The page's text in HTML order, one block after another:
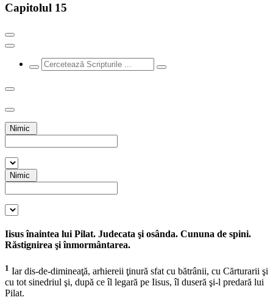
Capitolul 15
Nimic
Nimic
Iisus înaintea lui Pilat. Judecata şi osânda. Cununa de spini.
Răstignirea şi înmormântarea.
1 Iar dis-de-dimineaţă, arhiereii ţinură sfat cu bătrânii, cu Cărturarii şi
cu tot sinedriul şi, după ce îl legară pe Iisus, îl duseră şi-l predară lui
Pilat.